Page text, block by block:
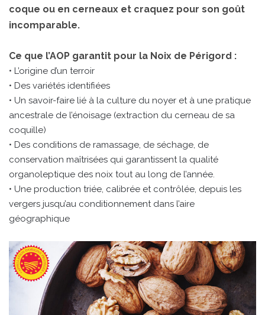
coque ou en cerneaux et craquez pour son goût
incomparable.
Ce que l’AOP garantit pour la Noix de Périgord :
• L’origine d’un terroir
• Des variétés identifiées
• Un savoir-faire lié à la culture du noyer et à une pratique
ancestrale de l’énoisage (extraction du cerneau de sa
coquille)
• Des conditions de ramassage, de séchage, de
conservation maîtrisées qui garantissent la qualité
organoleptique des noix tout au long de l’année.
• Une production triée, calibrée et contrôlée, depuis les
vergers jusqu’au conditionnement dans l’aire
géographique